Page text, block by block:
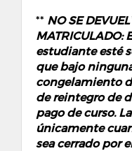
** NO SE
estudiante esté
que bajo
congelamiento
de reintegro de
pago de curso.
únicamente
sea cerrado por